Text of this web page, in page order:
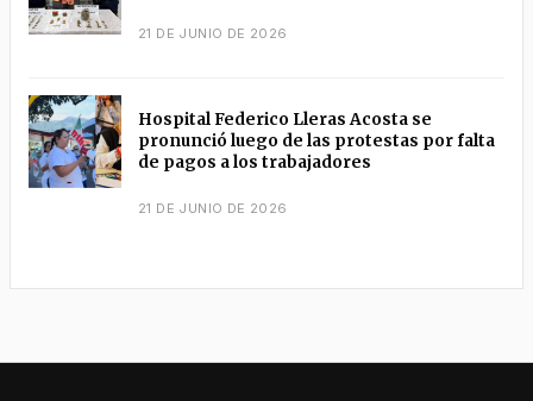
21 DE JUNIO DE 2026
Hospital Federico Lleras Acosta se
pronunció luego de las protestas por falta
de pagos a los trabajadores
21 DE JUNIO DE 2026